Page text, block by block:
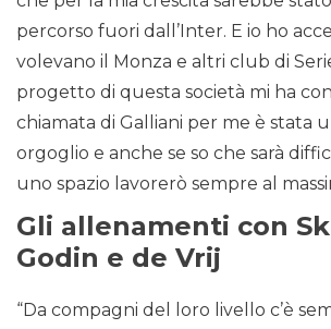
percorso fuori dall’Inter. E io ho
volevano il Monza e altri club di
progetto di questa società mi ha
chiamata di Galliani per me è stata
orgoglio e anche se so che sarà
uno spazio lavorerò sempre al
Gli allenamenti con
Godin e de Vrij
“Da compagni del loro livello c’è